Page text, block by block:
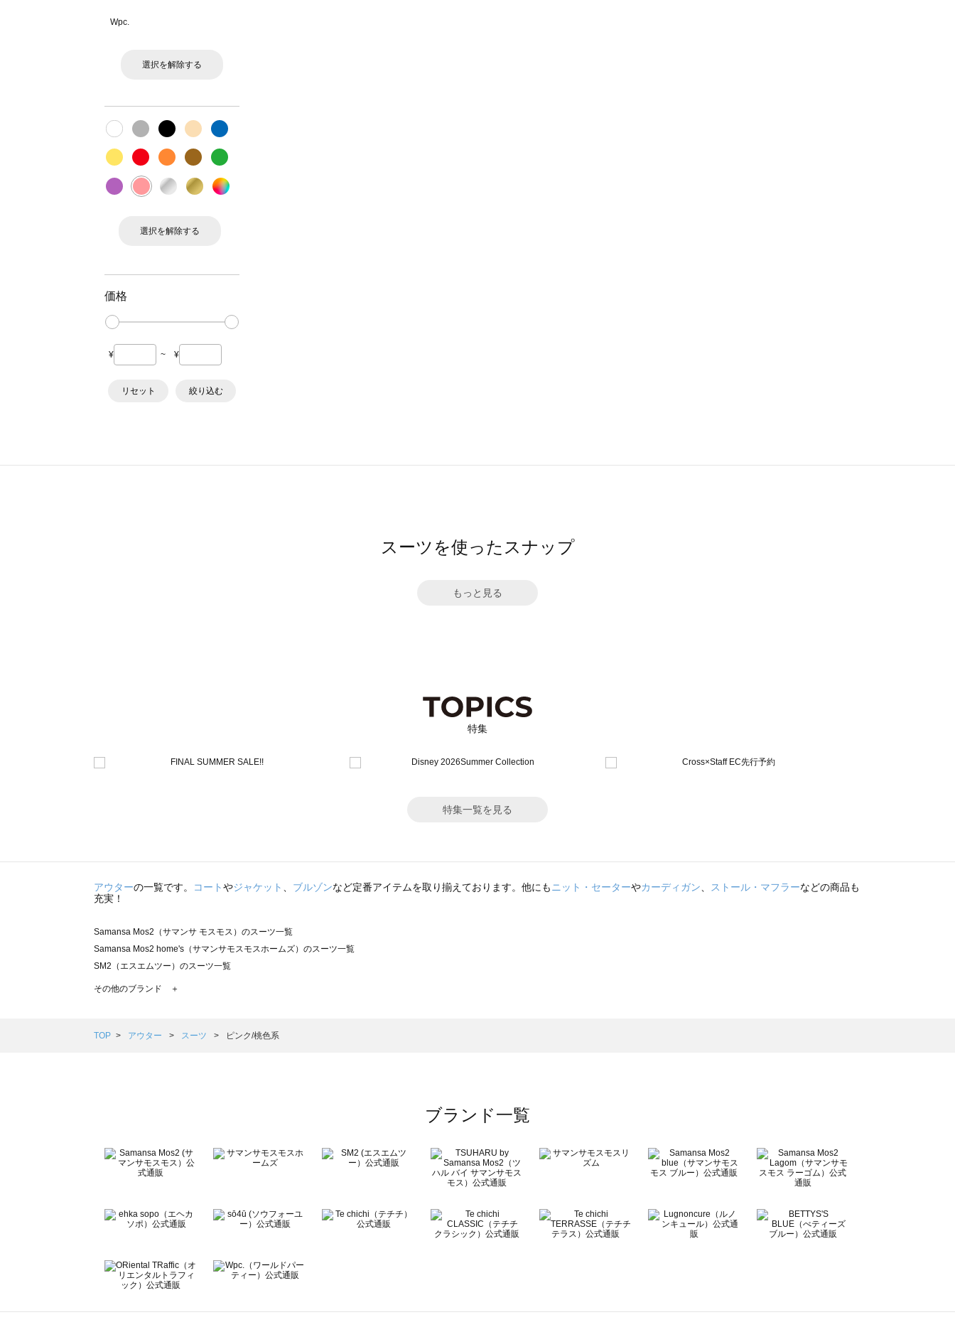
Wpc.
選択を解除する
選択を解除する
価格
¥ ~ ¥
リセット 絞り込む
スーツを使ったスナップ
もっと見る
特集
特集一覧を見る
アウターの一覧です。 コートやジャケット ブルゾンなど定番アイテムを取り揃えております。他にも ニット・セーターやカーディガン ストール・マフラーなどの商品も
充実！
Samansa Mos2（サマンサ モスモス）のスーツ一覧
Samansa Mos2 home's（サマンサモスモスホームズ）のスーツ一覧
SM2（エスエムツー）のスーツ一覧
TSUHARU by Samansa Mos2（ツハルバイサマンサモスモス）のスーツ一覧
Samansa Mos2 Lagom（サマンサモスモス ラーゴム）のスーツ一覧
BETTY'S BLUE（べティーズブルー）のスーツ一覧
Wpc.（ワールドパーティー）のスーツ一覧
その他のブランド ＋
TOP アウター スーツ ピンク/桃色系
ブランド一覧